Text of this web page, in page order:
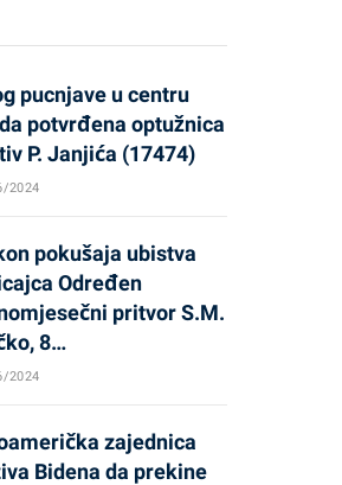
pucnjave u centru
potvrđena optužnica
P. Janjića (17474)
2024
pokušaja ubistva
Određen
pritvor S.M.
8…
2024
zajednica
Bidena da prekine